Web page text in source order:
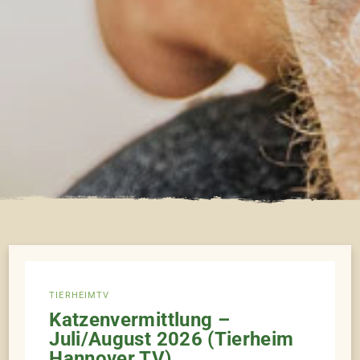
TIERHEIMTV
Katzenvermittlung –
Juli/August 2026 (Tierheim